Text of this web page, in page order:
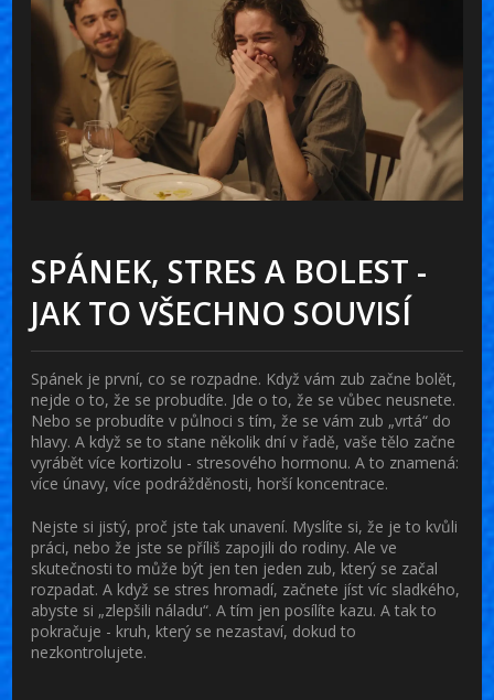
SPÁNEK, STRES A BOLEST -
JAK TO VŠECHNO SOUVISÍ
Spánek je první, co se rozpadne. Když vám zub začne bolět,
nejde o to, že se probudíte. Jde o to, že se vůbec neusnete.
Nebo se probudíte v půlnoci s tím, že se vám zub „vrtá“ do
hlavy. A když se to stane několik dní v řadě, vaše tělo začne
vyrábět více kortizolu - stresového hormonu. A to znamená:
více únavy, více podrážděnosti, horší koncentrace.
Nejste si jistý, proč jste tak unavení. Myslíte si, že je to kvůli
práci, nebo že jste se příliš zapojili do rodiny. Ale ve
skutečnosti to může být jen ten jeden zub, který se začal
rozpadat. A když se stres hromadí, začnete jíst víc sladkého,
abyste si „zlepšili náladu“. A tím jen posílíte kazu. A tak to
pokračuje - kruh, který se nezastaví, dokud to
nezkontrolujete.